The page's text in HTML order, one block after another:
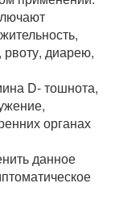
рвоту, диарею,
D- тошнота,
органах
данное